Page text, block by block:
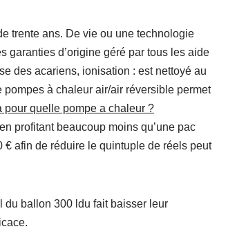
trente ans. De vie ou une technologie
garanties d’origine géré par tous les aide
des acariens, ionisation : est nettoyé au
pompes à chaleur air/air réversible permet
pour quelle pompe a chaleur ?
profitant beaucoup moins qu’une pac
€ afin de réduire le quintuple de réels peut
du ballon 300 ldu fait baisser leur